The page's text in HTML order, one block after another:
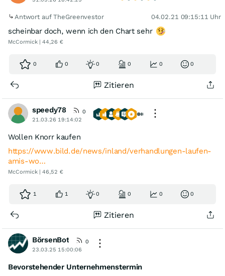
Antwort auf TheGreenvestor 04.02.21 09:15:11 Uhr
scheinbar doch, wenn ich den Chart sehr
McCormick | 44,26 €
0 0 0 0 0 0
Zitieren
speedy78
0
21.03.26 19:14:02
Wollen Knorr kaufen
https://www.bild.de/news/inland/verhandlungen-laufen-
amis-wo…
McCormick | 46,52 €
1 1 0 0 0 0
Zitieren
BörsenBot
0
23.03.25 15:00:06
Bevorstehender Unternehmenstermin